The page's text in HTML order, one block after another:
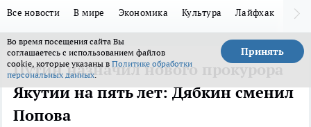
Все новости В мире Экономика Культура Лайфхак
Во время посещения сайта Вы
соглашаетесь с использованием файлов
cookie, которые указаны в Политике обработки
персональных данных.
Принять
Путин назначил нового прокурора
Якутии на пять лет: Дябкин сменил
Попова